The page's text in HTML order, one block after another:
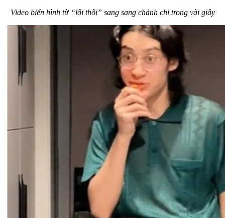
Video biến hình từ “lôi thôi” sang sang chảnh chỉ trong vài giây